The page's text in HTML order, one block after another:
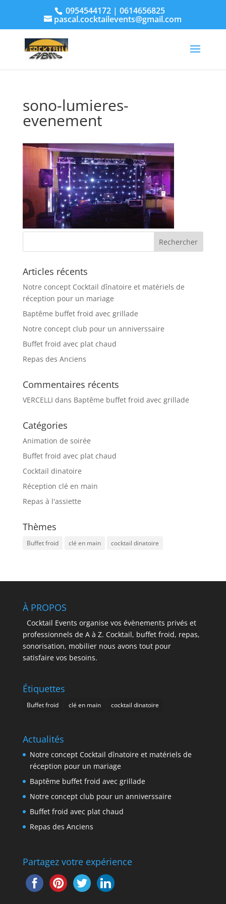
0954544172 | 0614656825
pascal.cocktailevents@gmail.com
sono-lumieres-
evenement
Articles récents
Notre concept Cocktail dînatoire et matériels de
réception pour un mariage
Baptême buffet froid avec grillade
Notre concept club pour un anniverssaire
Buffet froid avec plat chaud
Repas des Anciens
Commentaires récents
VERCELLI dans Baptême buffet froid avec grillade
Catégories
Animation de soirée
Buffet froid avec plat chaud
Cocktail dinatoire
Réception clé en main
Repas à l'assiette
Thèmes
Buffet froid clé en main cocktail dinatoire
À PROPOS
Cocktail Events organise vos évènements privés et
professionnels de A à Z. Cocktail, buffet froid, repas,
sonorisation, mobilier nous avons tout pour
satisfaire vos besoins.
Étiquettes
Buffet froid clé en main cocktail dinatoire
Actualités
Notre concept Cocktail dînatoire et matériels de
réception pour un mariage
Baptême buffet froid avec grillade
Notre concept club pour un anniverssaire
Buffet froid avec plat chaud
Repas des Anciens
Partagez votre expérience